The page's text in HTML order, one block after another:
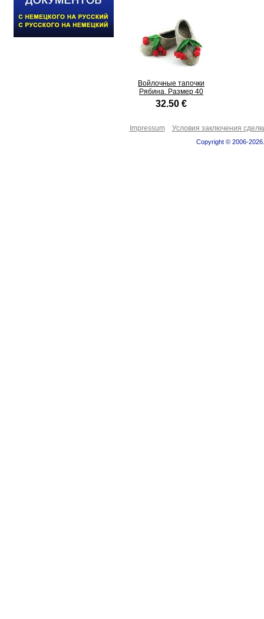
Войлочные тапочки
Рябина. Размер 40
32.50 €
Impressum Условия заключения
Copyright © 2006-